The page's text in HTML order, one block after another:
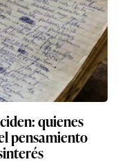
quienes
pensamiento